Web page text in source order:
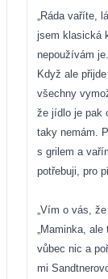
„Ráda vaříte,
jsem klasická
nepoužívám
Když ale
všechny
že jídlo je pak
taky nemám.
s grilem a
potřebuji, pro
„Vím o vás,
„Maminka,
vůbec nic a
mi